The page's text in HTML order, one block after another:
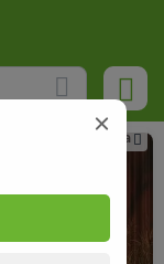
Реклама